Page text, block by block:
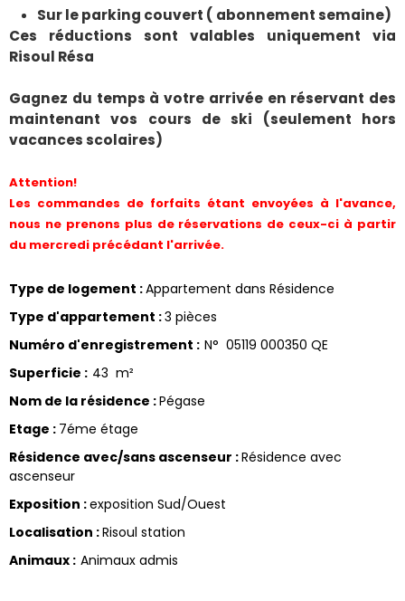
Sur le parking couvert ( abonnement semaine)
Ces réductions sont valables uniquement via
Risoul Résa
Gagnez du temps à votre arrivée en réservant des
maintenant vos cours de ski (seulement hors
vacances scolaires)
Attention!
Les commandes de forfaits étant envoyées à l'avance,
nous ne prenons plus de réservations de ceux-ci à partir
du mercredi précédant l'arrivée.
Type de logement :Appartement dans Résidence
Type d'appartement :3 pièces
Numéro d'enregistrement : N° 05119 000350 QE
Superficie : 43 m²
Nom de la résidence :Pégase
Etage : 7éme étage
Résidence avec/sans ascenseur :Résidence avec
ascenseur
Exposition :exposition Sud/Ouest
Localisation :Risoul station
Animaux : Animaux admis